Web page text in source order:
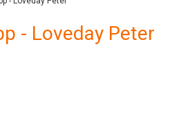
- Loveday Peter